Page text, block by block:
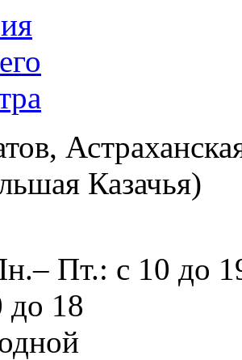
Казачья)
Пт.: с 10 до
до 18